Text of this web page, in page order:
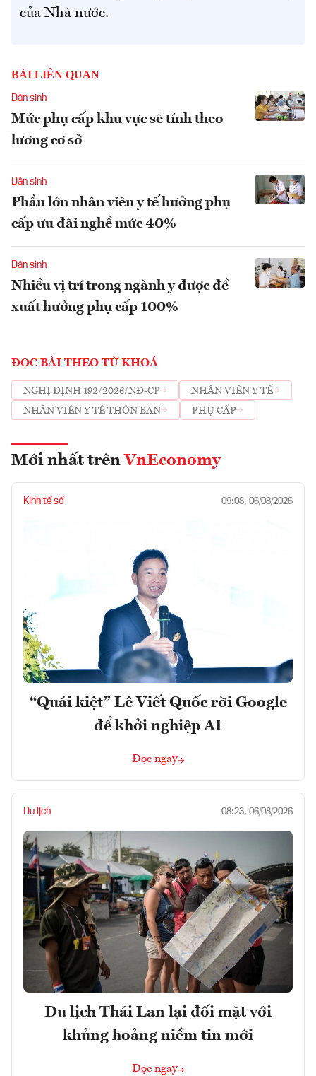
của Nhà nước.
BÀI LIÊN QUAN
Dân sinh
Mức phụ cấp khu vực sẽ tính theo
lương cơ sở
Dân sinh
Phần lớn nhân viên y tế hưởng phụ
cấp ưu đãi nghề mức 40%
Dân sinh
Nhiều vị trí trong ngành y được đề
xuất hưởng phụ cấp 100%
ĐỌC BÀI THEO TỪ KHOÁ
NGHỊ ĐỊNH 192/2026/NĐ-CP
NHÂN VIÊN Y TẾ
NHÂN VIÊN Y TẾ THÔN BẢN
PHỤ CẤP
Mới nhất trên VnEconomy
Kinh tế số 09:08, 06/08/2026
“Quái kiệt” Lê Viết Quốc rời Google
để khởi nghiệp AI
Đọc ngay
Du lịch 08:23, 06/08/2026
Du lịch Thái Lan lại đối mặt với
khủng hoảng niềm tin mới
Đọc ngay